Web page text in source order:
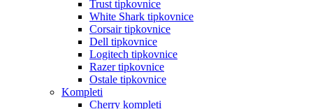
Trust tipkovnice
White Shark tipkovnice
Corsair tipkovnice
Dell tipkovnice
Logitech tipkovnice
Razer tipkovnice
Ostale tipkovnice
Kompleti
Cherry kompleti